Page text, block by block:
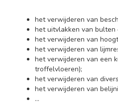
het verwijderen van
het uitvlakken van bulten
het verwijderen van
het verwijderen van
het verwijderen van een
troffelvloeren);
het verwijderen van
het verwijderen van
...